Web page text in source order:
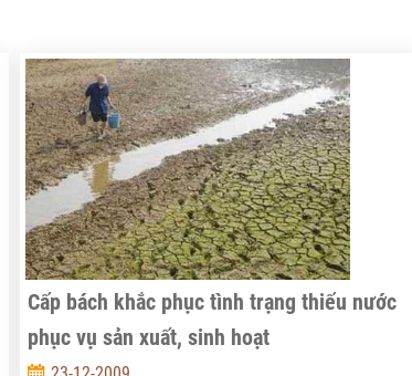
tham khảo
Cấp bách khắc phục tình trạng thiếu nước
phục vụ sản xuất, sinh hoạt